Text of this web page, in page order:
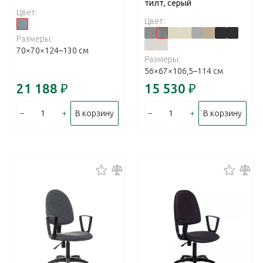
Цвет:
Размеры:
70×70×124–130 см
21 188 ₽
– + В корзину
тилт, серый
Цвет:
Размеры:
56×67×106,5–114 см
15 530 ₽
– + В корзину